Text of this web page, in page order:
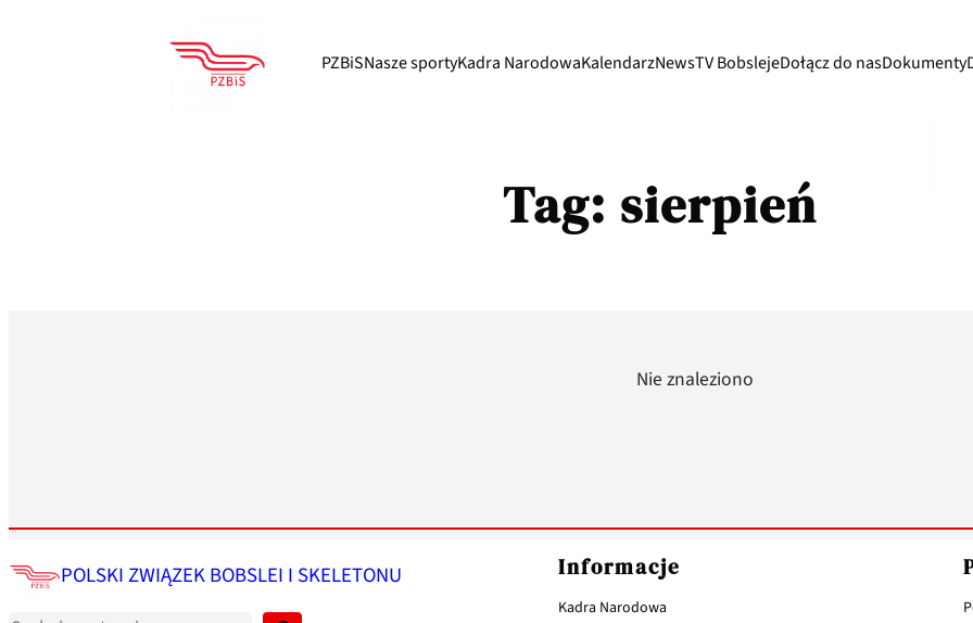
PZBiSNasze sportyKadra NarodowaKalendarzNewsTV BobslejeDołącz do nasDokumenty
Tag: sierpień
Nie znaleziono
POLSKI ZWIĄZEK BOBSLEI I SKELETONU
z
Informacje
Kadra Narodowa